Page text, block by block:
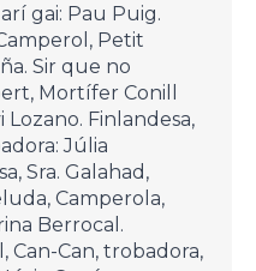
gai: Pau Puig.
Petit
Sir que no
Mortífer Conill
Finlandesa,
Júlia
Sra. Galahad,
Camperola,
Berrocal.
Can-Can, trobadora,